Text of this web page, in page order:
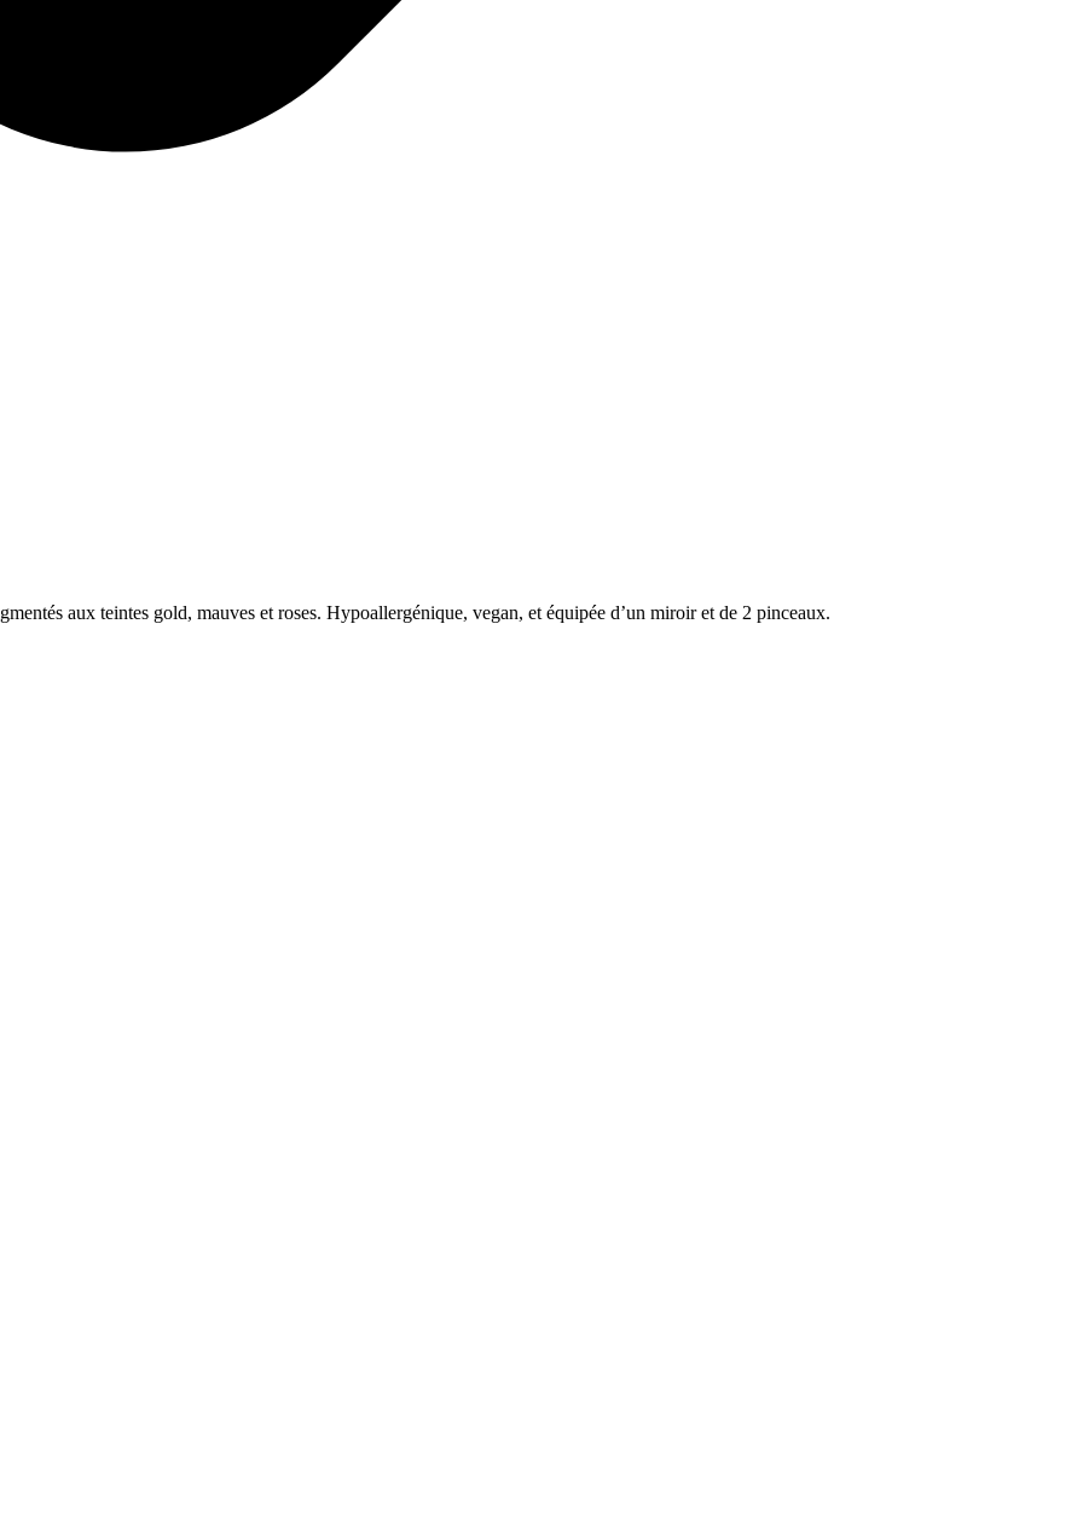
aux teintes gold, mauves et roses. Hypoallergénique, vegan, et équipée d’un miroir et de 2 pinceaux.